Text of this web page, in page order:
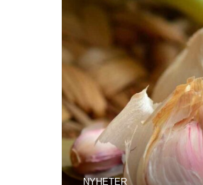
NYHETER